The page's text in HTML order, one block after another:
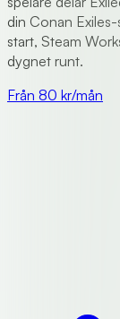
din Conan
start, Steam
dygnet runt.
Från 80 kr/mån